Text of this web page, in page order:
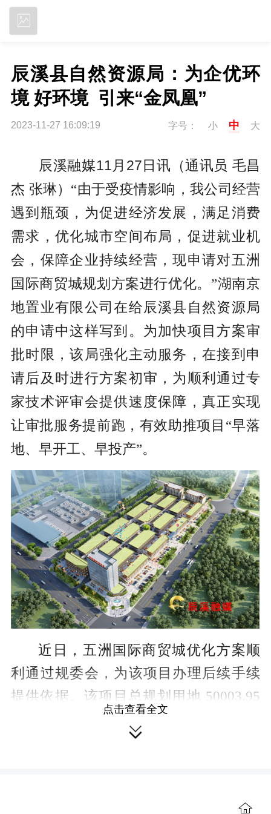
辰溪县自然资源局：为企优环
境 好环境  引来“金凤凰”
2023-11-27 16:09:19 字号： 小 中 大
辰溪融媒11月27日讯（通讯员 毛昌
杰 张琳） “由于受疫情影响，我公司经营
遇到瓶颈，为促进经济发展，满足消费
需求，优化城市空间布局，促进就业机
会，保障企业持续经营，现申请对五洲
国际商贸城规划方案进行优化。”湖南京
地置业有限公司在给辰溪县自然资源局
的申请中这样写到。为加快项目方案审
批时限，该局强化主动服务，在接到申
请后及时进行方案初审，为顺利通过专
家技术评审会提供速度保障，真正实现
让审批服务提前跑，有效助推项目“早落
地、早开工、早投产”。
近日，五洲国际商贸城优化方案顺
利通过规委会，为该项目办理后续手续
提供依据。该项目总规划用地 50003.95
㎡（75.0 亩），总建筑面积为 50139.34
㎡，其中市场商铺 34590.29 ㎡、酒店
点击查看全文
